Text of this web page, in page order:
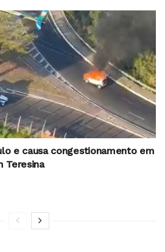
e causa congestionamento em
Teresina